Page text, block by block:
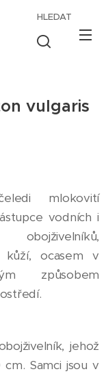
HLEDAT
vulgaris
mlokovití
vodních i
kůží, ocasem v
způsobem
jehož
Samci jsou v